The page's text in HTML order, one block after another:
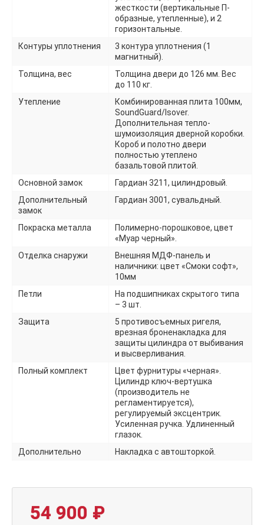
жесткости (вертикальные П-
образные, утепленные), и 2
горизонтальные.
Контуры уплотнения
3 контура уплотнения (1
магнитный).
Толщина, вес
Толщина двери до 126 мм. Вес
до 110 кг.
Утепление
Комбинированная плита 100мм,
SoundGuard/Isover.
Дополнительная тепло-
шумоизоляция дверной коробки.
Короб и полотно двери
полностью утеплено
базальтовой плитой.
Основной замок
Гардиан 3211, цилиндровый.
Дополнительный
замок
Гардиан 3001, сувальдный.
Покраска металла
Полимерно-порошковое, цвет
«Муар черный».
Отделка снаружи
Внешняя МДФ-панель и
наличники: цвет «Смоки софт»,
10мм
Петли
На подшипниках скрытого типа
– 3 шт.
Защита
5 противосъемных ригеля,
врезная броненакладка для
защиты цилиндра от выбивания
и высверливания.
Полный комплект
Цвет фурнитуры «черная».
Цилиндр ключ-вертушка
(производитель не
регламентируется),
регулируемый эксцентрик.
Усиленная ручка. Удлиненный
глазок.
Дополнительно
Накладка с автошторкой.
54 900 ₽